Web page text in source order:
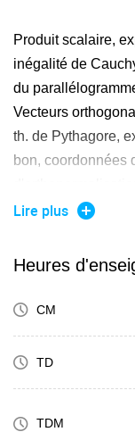
Produit scalaire,
inégalité de
du
Vecteurs
th. de Pythagore,
bon, coordonnées
Sous-ensemble
Projection
Lire plus
Heures
CM
TD
TDM